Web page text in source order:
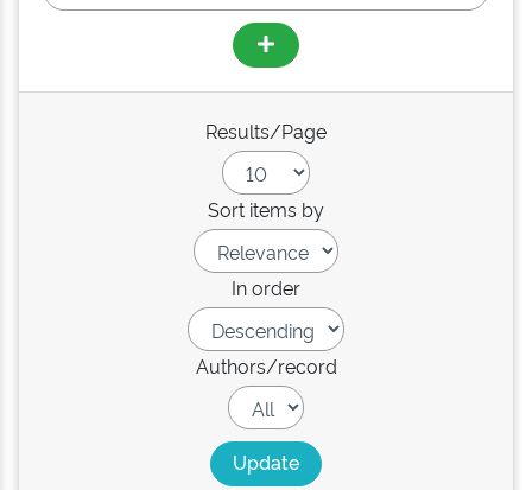
Results/Page
Sort items by
In order
Authors/record